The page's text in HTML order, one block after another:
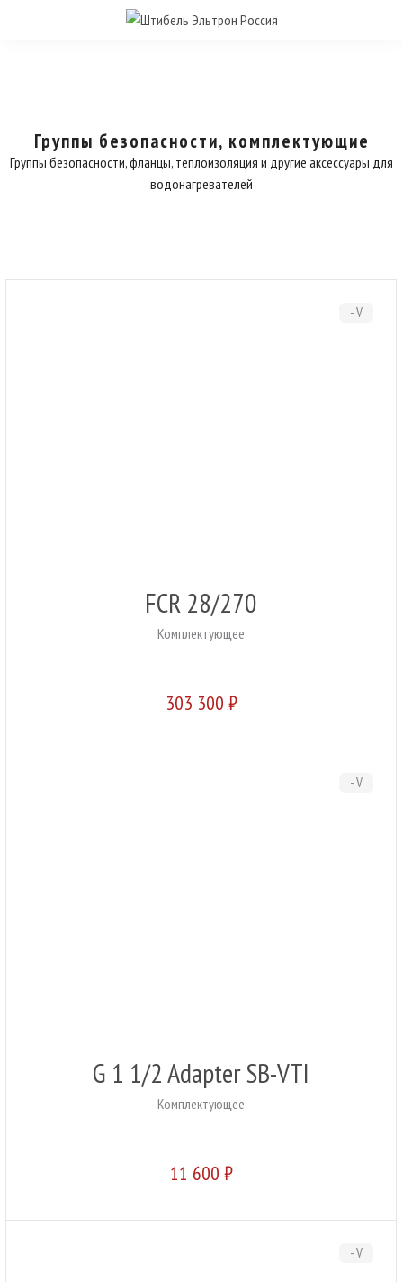
Группы безопасности, комплектующие
Группы безопасности, фланцы, теплоизоляция и другие аксессуары для
водонагревателей
- V
FCR 28/270
Комплектующее
303 300 ₽
- V
G 1 1/2 Adapter SB-VTI
Комплектующее
11 600 ₽
- V